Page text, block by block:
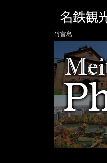
竹富島